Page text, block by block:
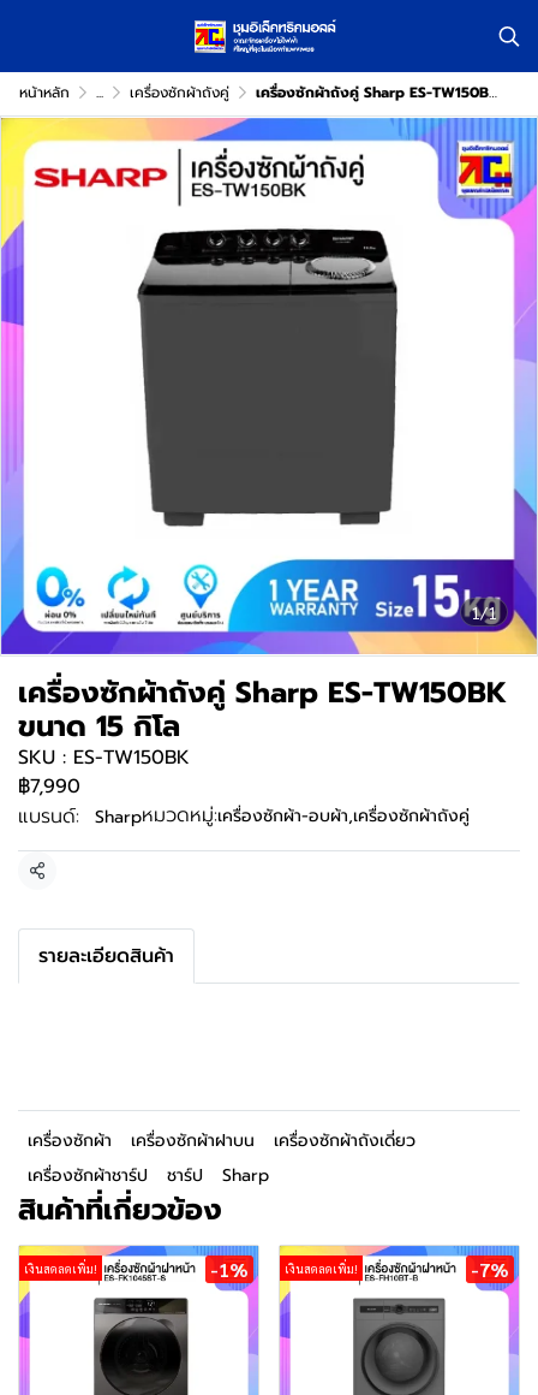
หน้าหลัก ... เครื่องซักผ้าถังคู่ เครื่องซักผ้าถังคู่ Sharp ES-TW150BK ขนาด 15 กิโล
1/1
เครื่องซักผ้าถังคู่ Sharp ES-TW150BK
ขนาด 15 กิโล
SKU : ES-TW150BK
฿7,990
แบรนด์:
Sharpหมวดหมู่:เครื่องซักผ้า-อบผ้า,เครื่องซักผ้าถังคู่
แชร์
รายละเอียดสินค้า
เครื่องซักผ้า เครื่องซักผ้าฝาบน
เครื่องซักผ้าถังเดี่ยว
เครื่องซักผ้าชาร์ป
ชาร์ป Sharp
สินค้าที่เกี่ยวข้อง
เงินสดลดเพิ่ม! -1% เงินสดลดเพิ่ม! -7%